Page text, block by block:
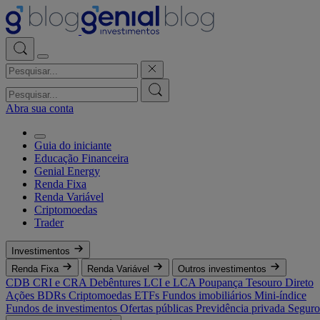
Abra sua conta
Guia do iniciante
Educação Financeira
Genial Energy
Renda Fixa
Renda Variável
Criptomoedas
Trader
Investimentos
Renda Fixa
Renda Variável Outros investimentos
CDB CRI e CRA Debêntures LCI e LCA Poupança Tesouro Direto
Ações BDRs Criptomoedas ETFs Fundos imobiliários Mini-índice
Fundos de investimentos Ofertas públicas Previdência privada